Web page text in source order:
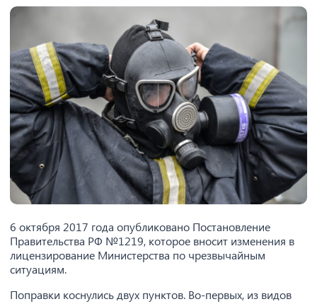
6 октября 2017 года опубликовано Постановление
Правительства РФ №1219, которое вносит изменения в
лицензирование Министерства по чрезвычайным
ситуациям.
Поправки коснулись двух пунктов. Во-первых, из видов